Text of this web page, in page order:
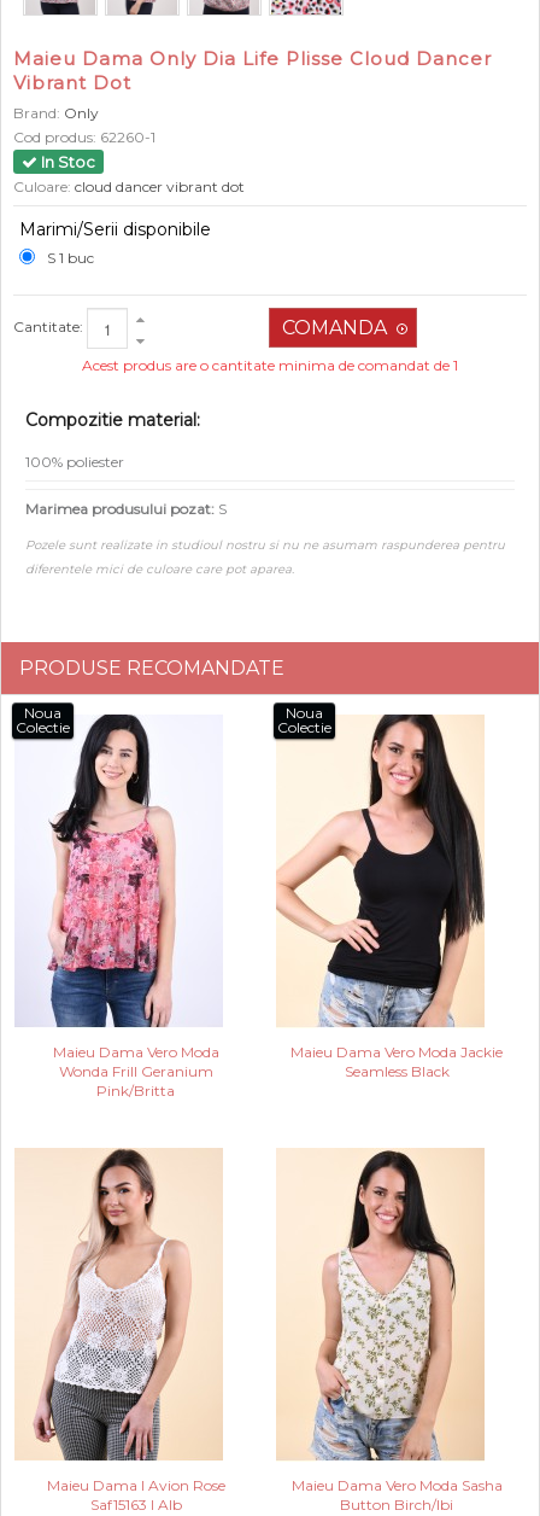
Maieu Dama Only Dia Life Plisse Cloud Dancer
Vibrant Dot
Brand: Only
Cod produs: 62260-1
In Stoc
Culoare: cloud dancer vibrant dot
Marimi/Serii disponibile
S 1 buc
Cantitate:
Acest produs are o cantitate minima de comandat de 1
Compozitie material:
100% poliester
Marimea produsului pozat: S
Pozele sunt realizate in studioul nostru si nu ne asumam raspunderea pentru
diferentele mici de culoare care pot aparea.
PRODUSE RECOMANDATE
Noua
Colectie
Maieu Dama Vero Moda
Wonda Frill Geranium
Pink/Britta
Noua
Colectie
Maieu Dama Vero Moda Jackie
Seamless Black
Maieu Dama I Avion Rose
Saf15163 I Alb
Maieu Dama Vero Moda Sasha
Button Birch/Ibi